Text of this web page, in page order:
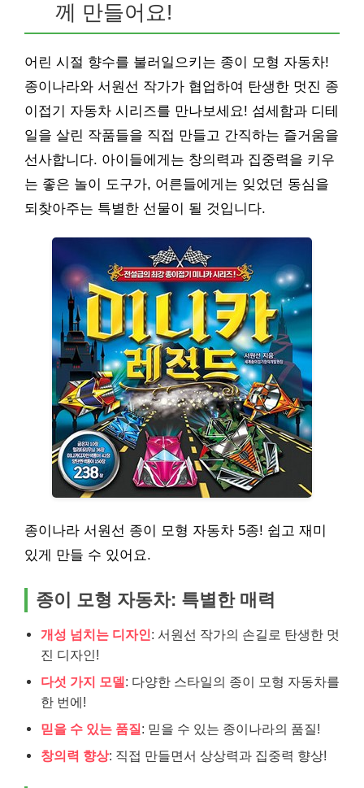
께 만들어요!
어린 시절 향수를 불러일으키는 종이 모형 자동차!
종이나라와 서원선 작가가 협업하여 탄생한 멋진 종
이접기 자동차 시리즈를 만나보세요! 섬세함과 디테
일을 살린 작품들을 직접 만들고 간직하는 즐거움을
선사합니다. 아이들에게는 창의력과 집중력을 키우
는 좋은 놀이 도구가, 어른들에게는 잊었던 동심을
되찾아주는 특별한 선물이 될 것입니다.
종이나라 서원선 종이 모형 자동차 5종! 쉽고 재미
있게 만들 수 있어요.
종이 모형 자동차: 특별한 매력
개성 넘치는 디자인: 서원선 작가의 손길로 탄생한 멋
진 디자인!
다섯 가지 모델: 다양한 스타일의 종이 모형 자동차를
한 번에!
믿을 수 있는 품질: 믿을 수 있는 종이나라의 품질!
창의력 향상: 직접 만들면서 상상력과 집중력 향상!